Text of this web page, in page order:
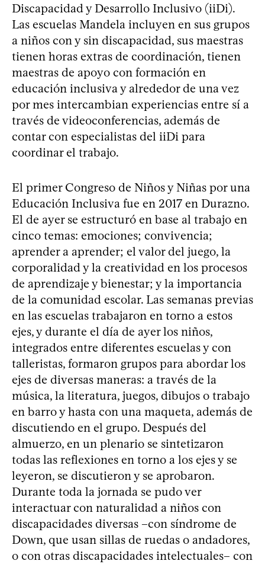
Discapacidad y Desarrollo Inclusivo (iiDi).
Las escuelas Mandela incluyen en sus grupos
a niños con y sin discapacidad, sus maestras
tienen horas extras de coordinación, tienen
maestras de apoyo con formación en
educación inclusiva y alrededor de una vez
por mes intercambian experiencias entre sí a
través de videoconferencias, además de
contar con especialistas del iiDi para
coordinar el trabajo.
El primer Congreso de Niños y Niñas por una
Educación Inclusiva fue en 2017 en Durazno.
El de ayer se estructuró en base al trabajo en
cinco temas: emociones; convivencia;
aprender a aprender; el valor del juego, la
corporalidad y la creatividad en los procesos
de aprendizaje y bienestar; y la importancia
de la comunidad escolar. Las semanas previas
en las escuelas trabajaron en torno a estos
ejes, y durante el día de ayer los niños,
integrados entre diferentes escuelas y con
talleristas, formaron grupos para abordar los
ejes de diversas maneras: a través de la
música, la literatura, juegos, dibujos o trabajo
en barro y hasta con una maqueta, además de
discutiendo en el grupo. Después del
almuerzo, en un plenario se sintetizaron
todas las reflexiones en torno a los ejes y se
leyeron, se discutieron y se aprobaron.
Durante toda la jornada se pudo ver
interactuar con naturalidad a niños con
discapacidades diversas –con síndrome de
Down, que usan sillas de ruedas o andadores,
o con otras discapacidades intelectuales– con